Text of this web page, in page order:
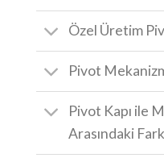
Özel Üretim
Pivot
Pivot Kapı ile
Arasındaki